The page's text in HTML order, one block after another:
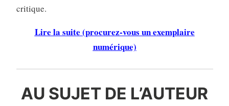
critique.
Lire la suite (procurez-vous un exemplaire
numérique)
AU SUJET DE L’AUTEUR